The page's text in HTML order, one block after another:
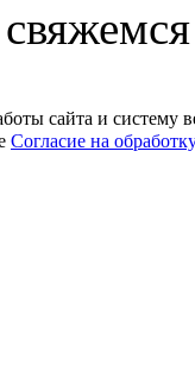
сайта и систему
Согласие на